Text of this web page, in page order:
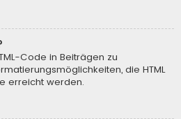
Code in Beiträgen zu
die HTML
erreicht werden.